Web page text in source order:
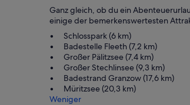
Ganz gleich, ob du ein
einige der bemerkenswertesten
Schlosspark (6 km)
Badestelle Fleeth (7,2 km)
Großer Pälitzsee (7,4 km)
Großer Stechlinsee (9,3 km)
Badestrand Granzow (17,6 km)
Müritzsee (20,3 km)
Weniger